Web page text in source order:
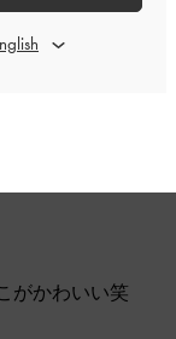
このレ
がかわいい笑